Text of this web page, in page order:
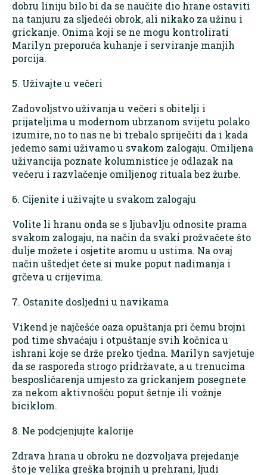
dobru liniju bilo bi da se naučite dio hrane ostaviti
na tanjuru za sljedeći obrok, ali nikako za užinu i
grickanje. Onima koji se ne mogu kontrolirati
Marilyn preporuča kuhanje i serviranje manjih
porcija.
5. Uživajte u večeri
Zadovoljstvo uživanja u večeri s obitelji i
prijateljima u modernom ubrzanom svijetu polako
izumire, no to nas ne bi trebalo spriječiti da i kada
jedemo sami uživamo u svakom zalogaju. Omiljena
uživancija poznate kolumnistice je odlazak na
večeru i razvlačenje omiljenog rituala bez žurbe.
6. Cijenite i uživajte u svakom zalogaju
Volite li hranu onda se s ljubavlju odnosite prama
svakom zalogaju, na način da svaki prožvačete što
dulje možete i osjetite aromu u ustima. Na ovaj
način uštedjet ćete si muke poput nadimanja i
grčeva u crijevima.
7. Ostanite dosljedni u navikama
Vikend je najčešće oaza opuštanja pri čemu brojni
pod time shvaćaju i otpuštanje svih kočnica u
ishrani koje se drže preko tjedna. Marilyn savjetuje
da se rasporeda strogo pridržavate, a u trenucima
besposličarenja umjesto za grickanjem posegnete
za nekom aktivnošću poput šetnje ili vožnje
biciklom.
8. Ne podcjenjujte kalorije
Zdrava hrana u obroku ne dozvoljava prejedanje
što je velika greška brojnih u prehrani, ljudi